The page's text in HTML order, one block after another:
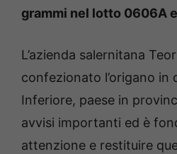
grammi nel lotto 0606A
L’azienda salernitana
confezionato l’origano in
Inferiore, paese in
avvisi importanti ed è
attenzione e restituire